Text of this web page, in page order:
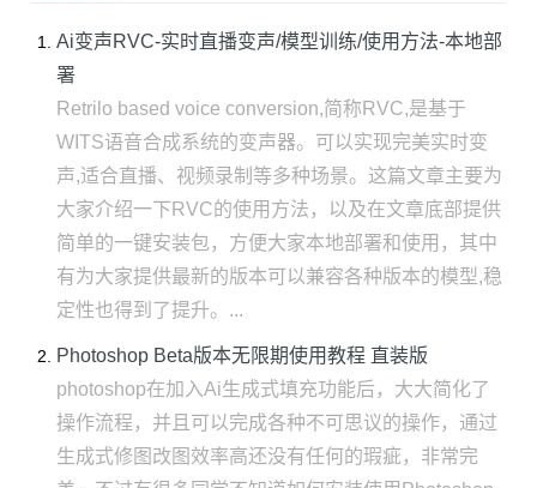
Ai变声RVC-实时直播变声/模型训练/使用方法-本地部
署
Retrilo based voice conversion,简称RVC,是基于
WITS语音合成系统的变声器。可以实现完美实时变
声,适合直播、视频录制等多种场景。这篇文章主要为
大家介绍一下RVC的使用方法，以及在文章底部提供
简单的一键安装包，方便大家本地部署和使用，其中
有为大家提供最新的版本可以兼容各种版本的模型,稳
定性也得到了提升。...
Photoshop Beta版本无限期使用教程 直装版
photoshop在加入Ai生成式填充功能后，大大简化了
操作流程，并且可以完成各种不可思议的操作，通过
生成式修图改图效率高还没有任何的瑕疵，非常完